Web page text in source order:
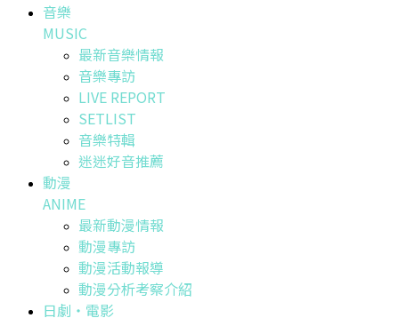
音樂
MUSIC
最新音樂情報
音樂專訪
LIVE REPORT
SETLIST
音樂特輯
迷迷好音推薦
動漫
ANIME
最新動漫情報
動漫專訪
動漫活動報導
動漫分析考察介紹
日劇・電影